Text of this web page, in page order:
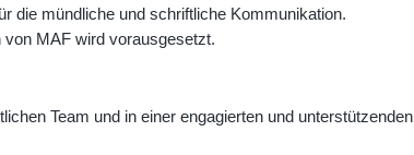
die mündliche und schriftliche Kommunikation.
MAF wird vorausgesetzt.
Team und in einer engagierten und unterstützenden